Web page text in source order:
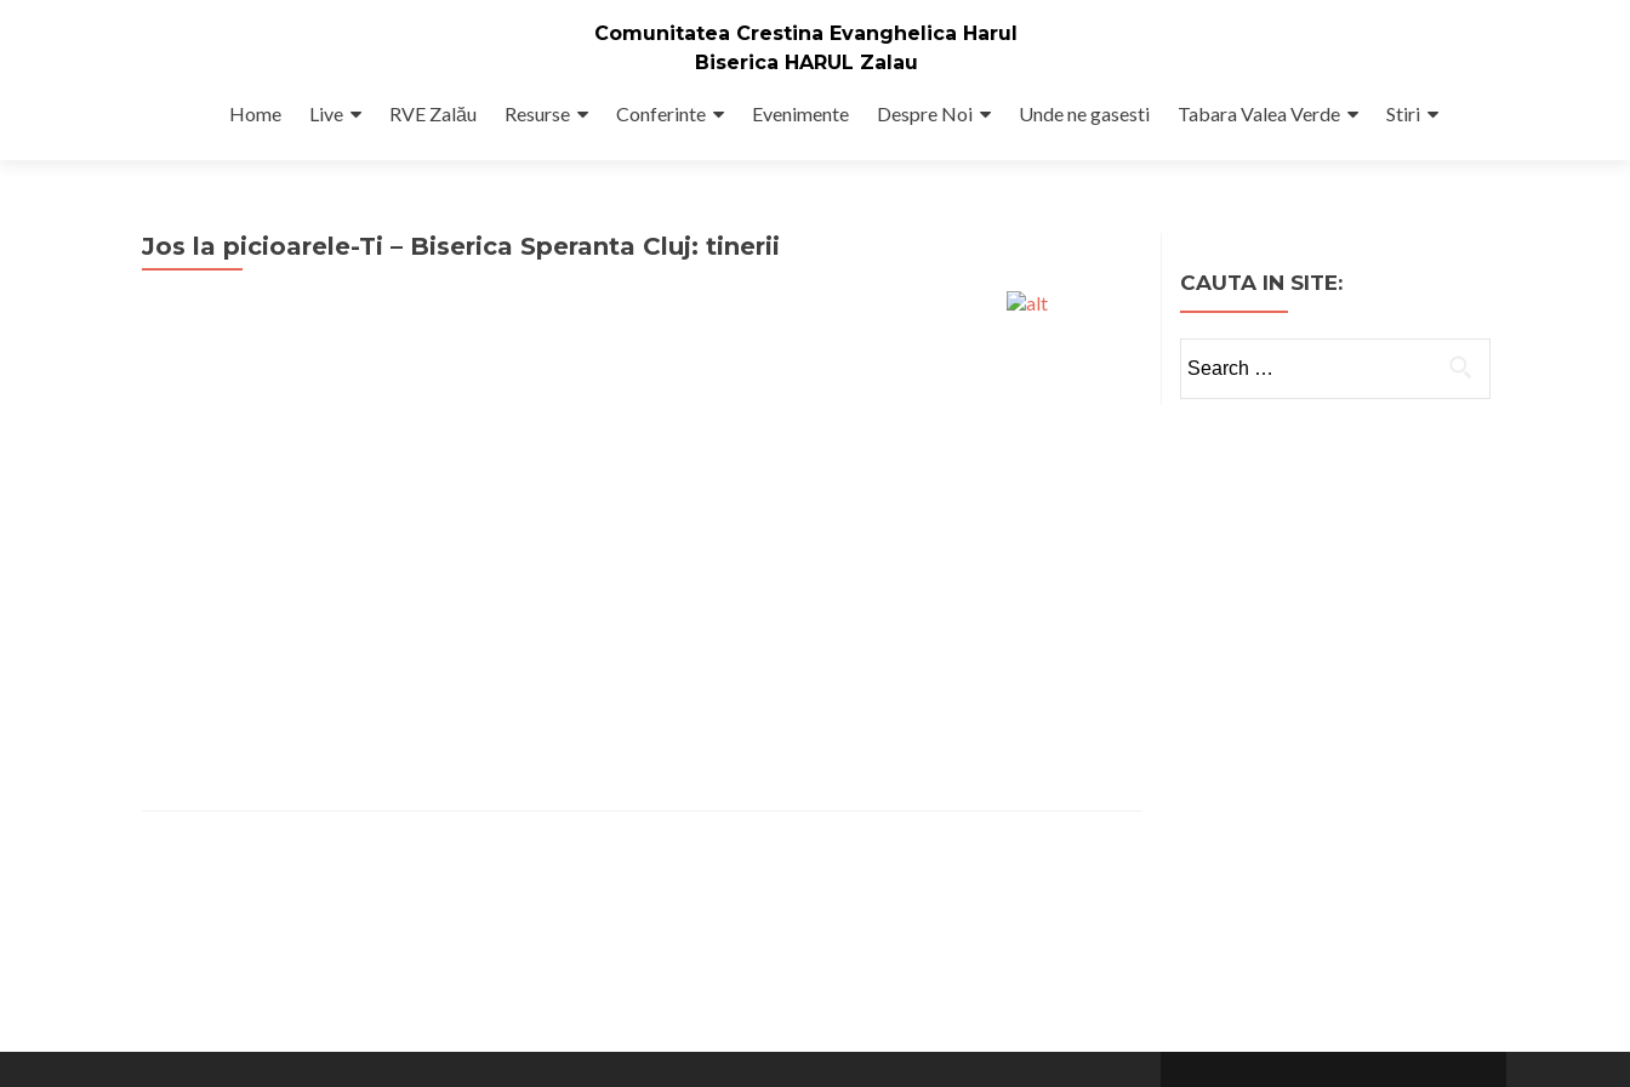
Comunitatea Crestina Evanghelica Harul
Biserica HARUL Zalau
Home Live RVE Zalău Resurse Conferinte Evenimente Despre Noi Unde ne gasesti Tabara Valea Verde Stiri
Jos la picioarele-Ti – Biserica Speranta Cluj: tinerii
CAUTA IN SITE:
for: